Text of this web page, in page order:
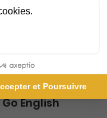
50
par n°
English